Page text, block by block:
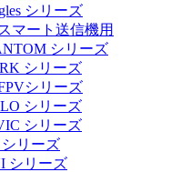
シリーズ
マート送信機用
シリーズ
シリーズ
シリーズ
シリーズ
シリーズ
リーズ
シリーズ